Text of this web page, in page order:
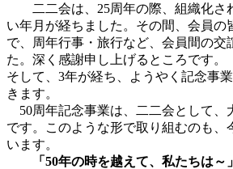
二二会は、25周年の際、組織化さ
い年月が経ちました。その間、会員の
で、周年行事・旅行など、会員間の交
た。深く感謝申し上げるところです。
そして、3年が経ち、ようやく記念事
きます。
50周年記念事業は、二二会として、
です。このような形で取り組むのも、
います。
「50年の時を越えて、私たちは～」